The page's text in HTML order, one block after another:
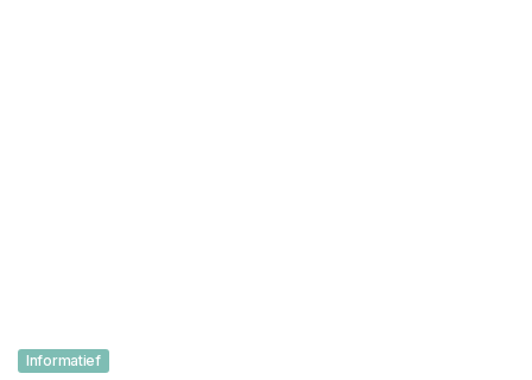
Informatief